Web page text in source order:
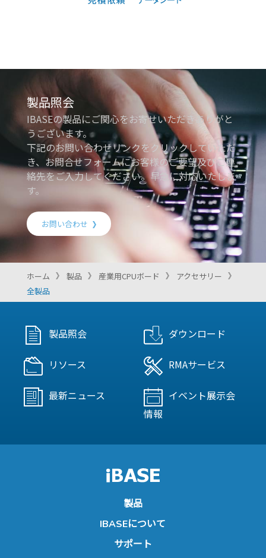
製品照会
IBASEの製品にご関心をお寄せいただきありがと
うございます。
下記のお問い合わせリンクをクリックしていただ
き、お問合せフォームにお客様のご要望及びご連
絡先をご入力してください。早急に対応いたしま
す。
お問い合わせ
ホーム 製品 産業用CPUボード
アクセサリー
全製品
製品照会 ダウンロード
リソース RMAサービス
最新ニュース
イベント展示会
情報
製品
IBASEについて
サポート